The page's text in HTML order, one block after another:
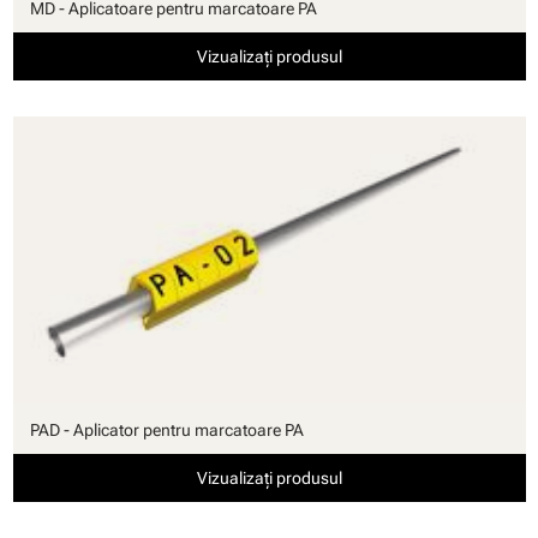
MD - Aplicatoare pentru marcatoare PA
Vizualizați produsul
PAD - Aplicator pentru marcatoare PA
Vizualizați produsul